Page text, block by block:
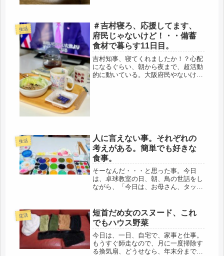
生活
＃吉村寝ろ、応援してます、
府民じゃないけど！・・備蓄
食材で暮らす11日目。
吉村知事、寝てくれましたか！？心配
になるぐらい、朝から夜まで、超活動
的に動いている。大阪府民やないけど
生活
人に言えない事。それぞれの
考えがある。簡単でも好きな
食事。
そーなんだ・・・と思った事。今日
は、卓球教室の日、朝、鳥の世話をし
ながら、「今日は、お母さん、タッキ
ンを食べていました（笑）卓球が終わ
って、体育館のソファーに座って、雑
談し...
生活
短首だめ女のスヌード、これ
でもハウス野菜
今日は、一日、自宅で、家事と仕事。
もうすぐ師走なので、月に一度掃除す
る換気扇、どうせなら、年末分までや